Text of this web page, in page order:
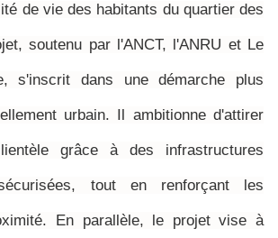
de vie des habitants du quartier des
soutenu par l'ANCT, l'ANRU et Le
s'inscrit dans une démarche plus
urbain. Il ambitionne d'attirer
grâce à des infrastructures
tout en renforçant les
En parallèle, le projet vise à